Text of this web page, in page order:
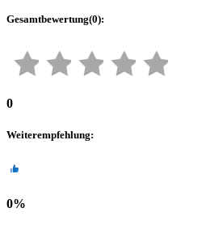
Gesamtbewertung(0):
0
Weiterempfehlung:
0%